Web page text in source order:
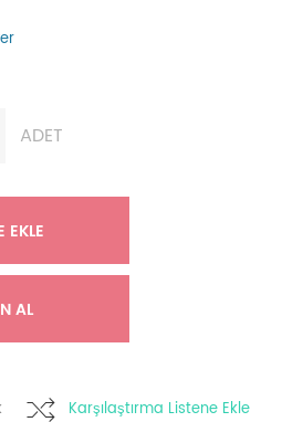
ADET
EKLE
AL
Karşılaştırma Listene Ekle